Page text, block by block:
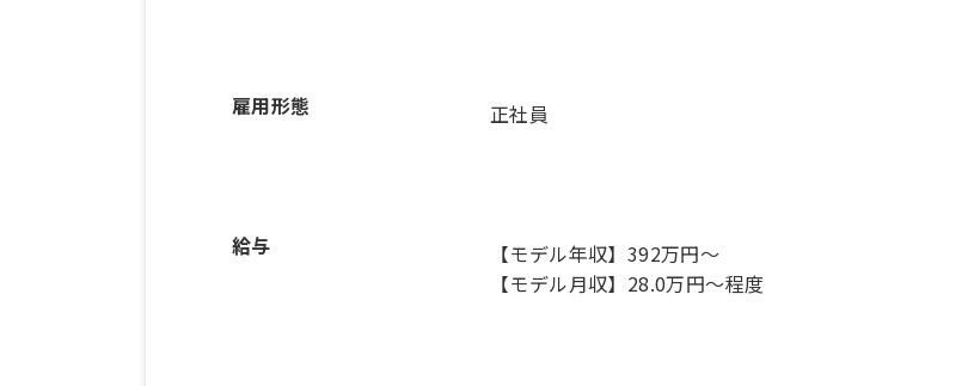
雇用形態 正社員
給与
【モデル年収】392万円〜
【モデル月収】28.0万円〜程度